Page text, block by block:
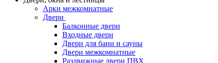
Арки межкомнатные
Двери
Балконные двери
Входные двери
Двери для бани и сауны
Двери межкомнатные
Раздвижные двери ПВХ